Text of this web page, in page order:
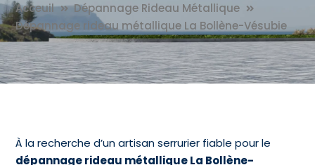
Acceuil
Dépannage Rideau Métallique
Dépannage rideau métallique La Bollène-Vésubie
À la recherche d’un artisan serrurier fiable pour le
dépannage rideau métallique La Bollène-